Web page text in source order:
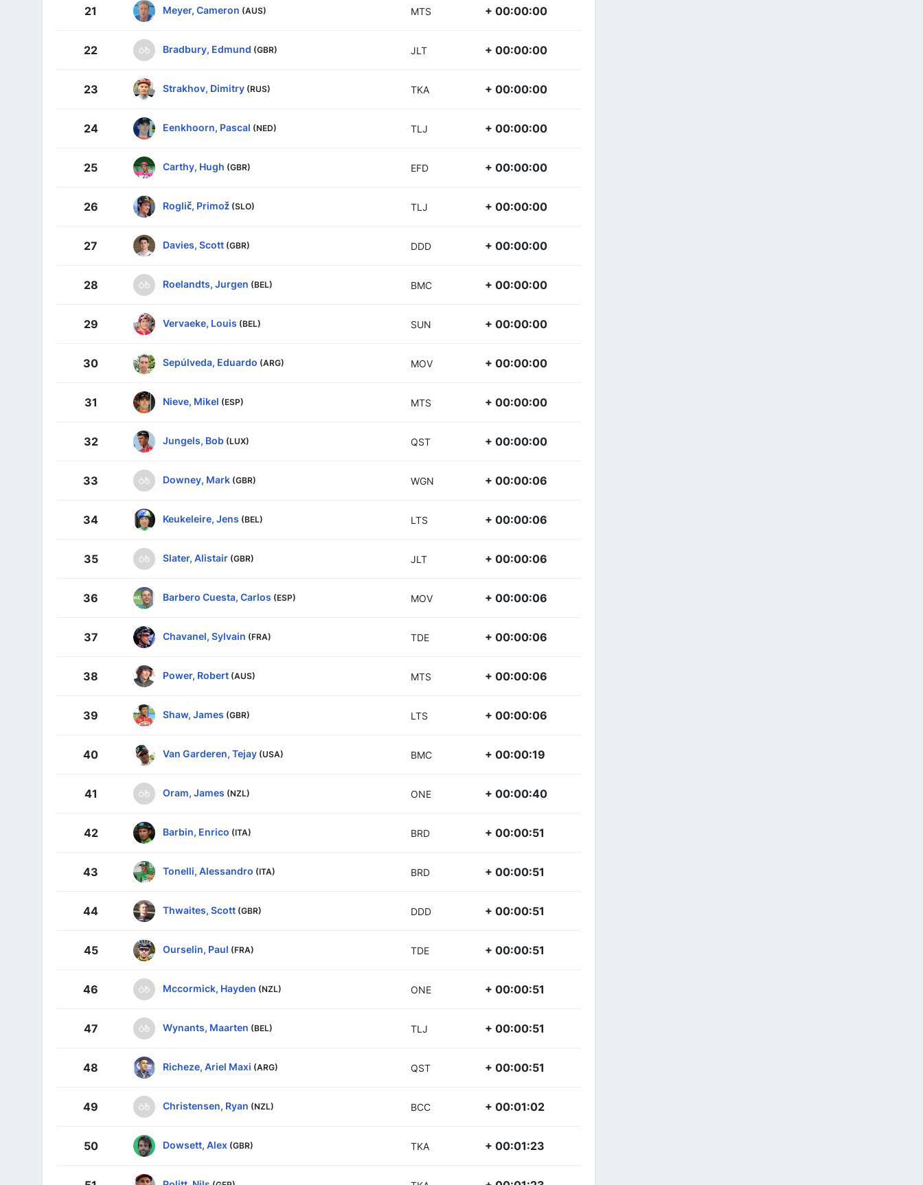
21 Meyer, Cameron (AUS) MTS + 00:00:00
22 Bradbury, Edmund (GBR) JLT + 00:00:00
23 Strakhov, Dimitry (RUS) TKA + 00:00:00
24 Eenkhoorn, Pascal (NED) TLJ + 00:00:00
25 Carthy, Hugh (GBR) EFD + 00:00:00
26 Roglič, Primož (SLO) TLJ + 00:00:00
27 Davies, Scott (GBR) DDD + 00:00:00
28 Roelandts, Jurgen (BEL) BMC + 00:00:00
29 Vervaeke, Louis (BEL) SUN + 00:00:00
30 Sepúlveda, Eduardo (ARG) MOV + 00:00:00
31 Nieve, Mikel (ESP) MTS + 00:00:00
32 Jungels, Bob (LUX) QST + 00:00:00
33 Downey, Mark (GBR) WGN + 00:00:06
34 Keukeleire, Jens (BEL) LTS + 00:00:06
35 Slater, Alistair (GBR) JLT + 00:00:06
36 Barbero Cuesta, Carlos (ESP) MOV + 00:00:06
37 Chavanel, Sylvain (FRA) TDE + 00:00:06
38 Power, Robert (AUS) MTS + 00:00:06
39 Shaw, James (GBR) LTS + 00:00:06
40 Van Garderen, Tejay (USA) BMC + 00:00:19
41 Oram, James (NZL) ONE + 00:00:40
42 Barbin, Enrico (ITA) BRD + 00:00:51
43 Tonelli, Alessandro (ITA) BRD + 00:00:51
44 Thwaites, Scott (GBR) DDD + 00:00:51
45 Ourselin, Paul (FRA) TDE + 00:00:51
46 Mccormick, Hayden (NZL) ONE + 00:00:51
47 Wynants, Maarten (BEL) TLJ + 00:00:51
48 Richeze, Ariel Maxi (ARG) QST + 00:00:51
49 Christensen, Ryan (NZL) BCC + 00:01:02
50 Dowsett, Alex (GBR) TKA + 00:01:23